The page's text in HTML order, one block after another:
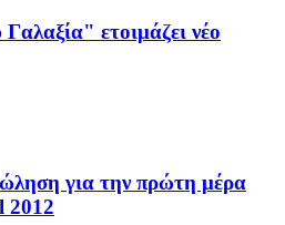
ετοιμάζει νέο
για την πρώτη μέρα
2012